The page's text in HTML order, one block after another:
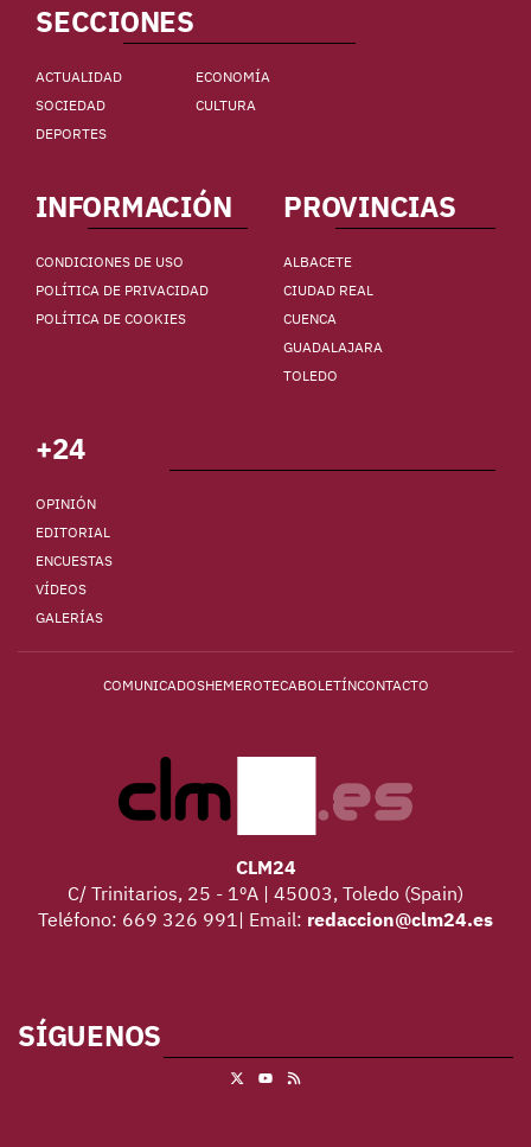
SECCIONES
ACTUALIDAD
ECONOMÍA
SOCIEDAD
CULTURA
DEPORTES
INFORMACIÓN
CONDICIONES DE USO
POLÍTICA DE PRIVACIDAD
POLÍTICA DE COOKIES
PROVINCIAS
ALBACETE
CIUDAD REAL
CUENCA
GUADALAJARA
TOLEDO
+24
OPINIÓN
EDITORIAL
ENCUESTAS
VÍDEOS
GALERÍAS
COMUNICADOSHEMEROTECABOLETÍNCONTACTO
CLM24
C/ Trinitarios, 25 - 1ºA | 45003, Toledo (Spain)
Teléfono: 669 326 991| Email: redaccion@clm24.es
SÍGUENOS